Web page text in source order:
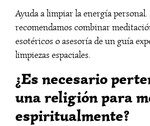
Ayuda a limpiar la energía personal.
recomendamos combinar
esotéricos o asesoría de un guía
limpiezas espaciales.
¿Es necesario
una religión para
espiritualmente?